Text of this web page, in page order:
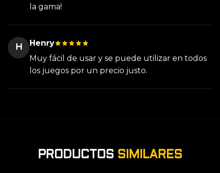
la gama!
H
Henry
Muy fácil de usar y se puede utilizar en todos
los juegos por un precio justo.
PRODUCTOS SIMILARES